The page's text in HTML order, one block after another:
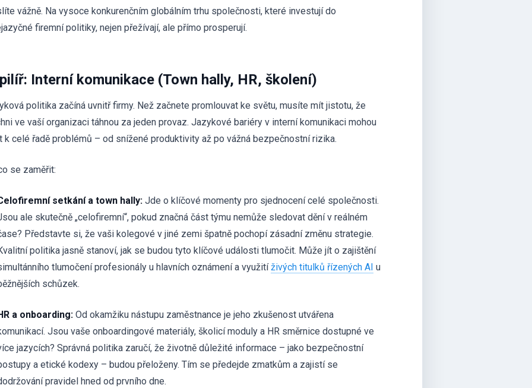
vážně. Na vysoce konkurenčním globálním trhu společnosti, které investují do
firemní politiky, nejen přežívají, ale přímo prosperují.
Interní komunikace (Town hally, HR, školení)
politika začíná uvnitř firmy. Než začnete promlouvat ke světu, musíte mít jistotu, že
ve vaší organizaci táhnou za jeden provaz. Jazykové bariéry v interní komunikaci mohou
k celé řadě problémů – od snížené produktivity až po vážná bezpečnostní rizika.
se zaměřit:
setkání a town hally: Jde o klíčové momenty pro sjednocení celé společnosti.
ale skutečně „celofiremní“, pokud značná část týmu nemůže sledovat dění v reálném
Představte si, že vaši kolegové v jiné zemi špatně pochopí zásadní změnu strategie.
politika jasně stanoví, jak se budou tyto klíčové události tlumočit. Může jít o zajištění
tlumočení profesionály u hlavních oznámení a využitíživých titulků řízených AI u
schůzek.
a onboarding: Od okamžiku nástupu zaměstnance je jeho zkušenost utvářena
Jsou vaše onboardingové materiály, školicí moduly a HR směrnice dostupné ve
jazycích? Správná politika zaručí, že životně důležité informace – jako bezpečnostní
a etické kodexy – budou přeloženy. Tím se předejde zmatkům a zajistí se
pravidel hned od prvního dne.